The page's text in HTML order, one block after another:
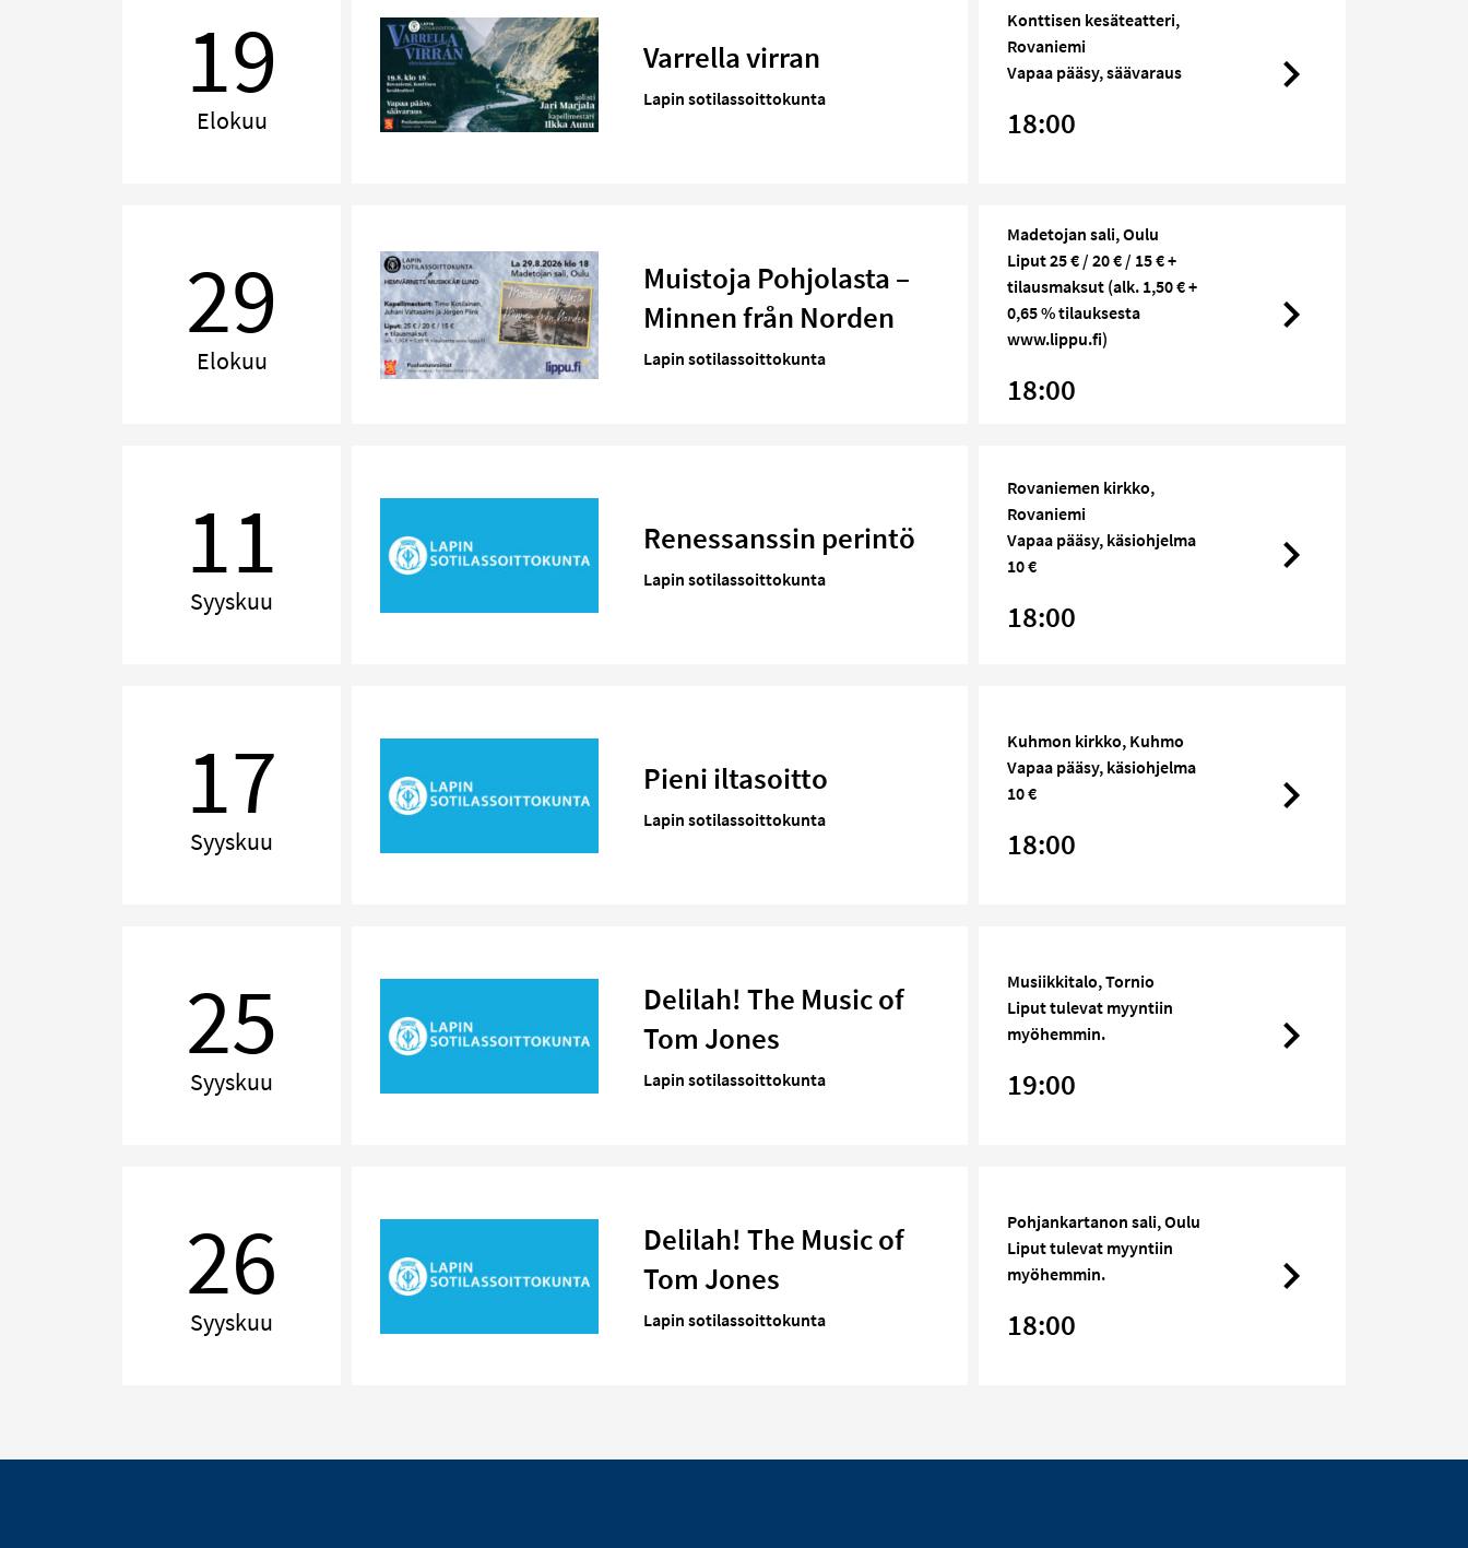
19
Elokuu
Varrella virran
Lapin sotilassoittokunta
Konttisen kesäteatteri,
Rovaniemi
Vapaa pääsy, säävaraus
18:00
29
Elokuu
Muistoja Pohjolasta –
Minnen från Norden
Lapin sotilassoittokunta
Madetojan sali, Oulu
Liput 25 € / 20 € / 15 € +
tilausmaksut (alk. 1,50 € +
0,65 % tilauksesta
www.lippu.fi)
18:00
11
Syyskuu
Renessanssin perintö
Lapin sotilassoittokunta
Rovaniemen kirkko,
Rovaniemi
Vapaa pääsy, käsiohjelma
10 €
18:00
17
Syyskuu
Pieni iltasoitto
Lapin sotilassoittokunta
Kuhmon kirkko, Kuhmo
Vapaa pääsy, käsiohjelma
10 €
18:00
25
Syyskuu
Delilah! The Music of
Tom Jones
Lapin sotilassoittokunta
Musiikkitalo, Tornio
Liput tulevat myyntiin
myöhemmin.
19:00
26
Syyskuu
Delilah! The Music of
Tom Jones
Lapin sotilassoittokunta
Pohjankartanon sali, Oulu
Liput tulevat myyntiin
myöhemmin.
18:00